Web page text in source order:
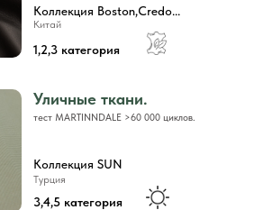
Коллекция Boston,Credo...
Китай
1,2,3 категория
Коллекция SUN
Турция
3,4,5 категория
тест MARTINNDALE >60 000 циклов.
Уличные ткани.